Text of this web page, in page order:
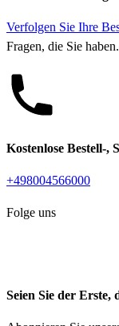
Verfolgen Sie Ihre
Fragen, die Sie haben.
Kostenlose Bestell-,
+498004566000
Folge uns
Seien Sie der Erste,